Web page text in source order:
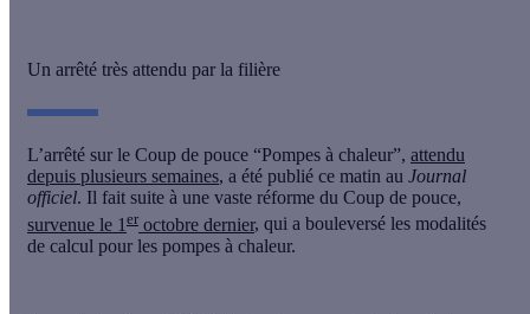
Un arrêté très attendu par la filière
L’arrêté sur le Coup de pouce “Pompes à chaleur”, attendu
depuis plusieurs semaines, a été publié ce matin au Journal
officiel. Il fait suite à une vaste réforme du Coup de pouce,
survenue le 1 er octobre dernier, qui a bouleversé les modalités
de calcul pour les pompes à chaleur.